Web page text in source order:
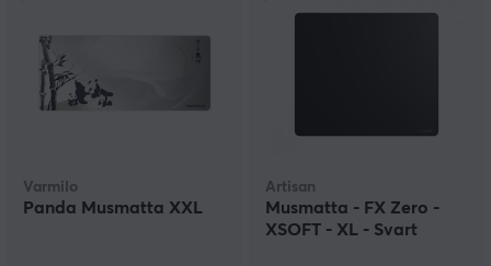
Varmilo
Panda Musmatta XXL
Artisan
Musmatta - FX Zero -
XSOFT - XL - Svart